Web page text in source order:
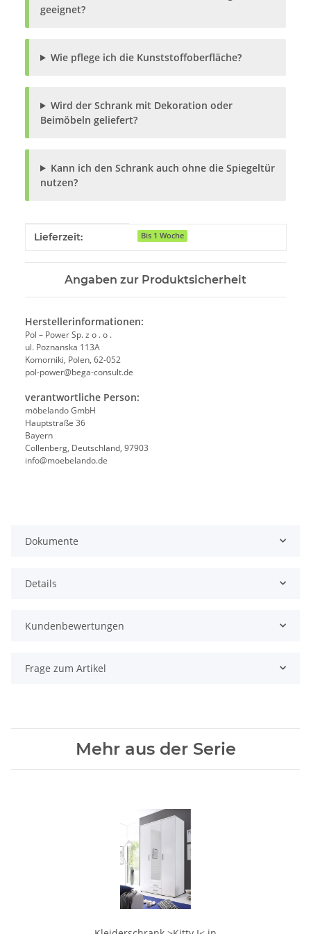
geeignet?
Wie pflege ich die Kunststoffoberfläche?
Wird der Schrank mit Dekoration oder
Beimöbeln geliefert?
Kann ich den Schrank auch ohne die Spiegeltür
nutzen?
Produkteigenschaft
Wert
Lieferzeit: Bis 1 Woche
Angaben zur Produktsicherheit
Herstellerinformationen:
Pol – Power Sp. z o . o .
ul. Poznanska 113A
Komorniki, Polen, 62-052
pol-power@bega-consult.de
verantwortliche Person:
möbelando GmbH
Hauptstraße 36
Bayern
Collenberg, Deutschland, 97903
info@moebelando.de
Dokumente
Details
Kundenbewertungen
Frage zum Artikel
Mehr aus der Serie